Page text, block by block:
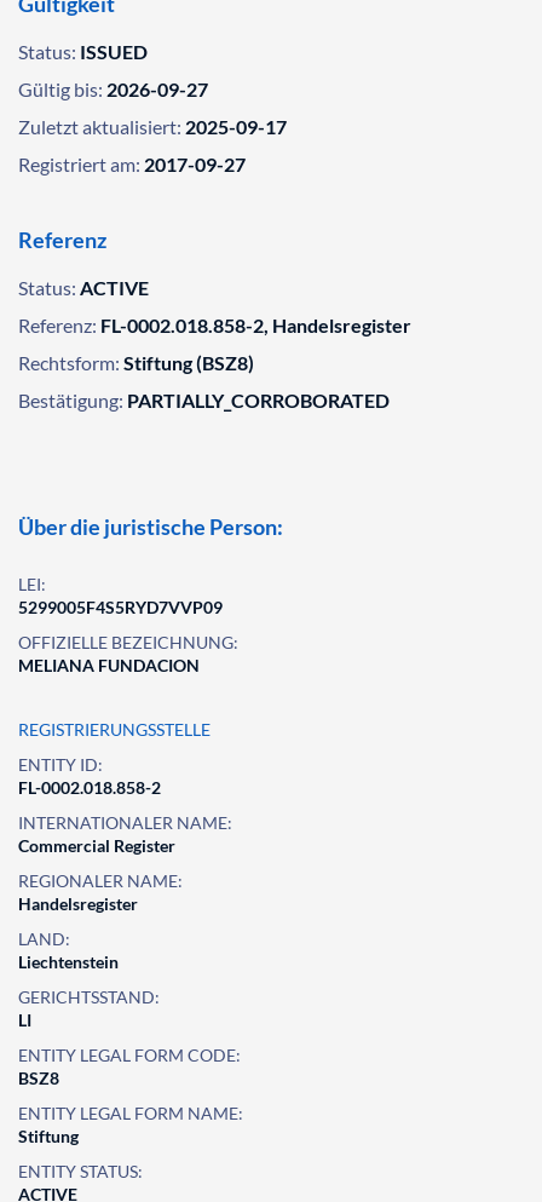
Status: ISSUED
Gültig bis: 2026-09-27
Zuletzt aktualisiert: 2025-09-17
Registriert am: 2017-09-27
Referenz
Status: ACTIVE
Referenz: FL-0002.018.858-2, Handelsregister
Rechtsform: Stiftung (BSZ8)
Bestätigung: PARTIALLY_CORROBORATED
Über die juristische Person:
LEI:
5299005F4S5RYD7VVP09
OFFIZIELLE BEZEICHNUNG:
MELIANA FUNDACION
REGISTRIERUNGSSTELLE
ENTITY ID:
FL-0002.018.858-2
INTERNATIONALER NAME:
Commercial Register
REGIONALER NAME:
Handelsregister
LAND:
Liechtenstein
GERICHTSSTAND:
LI
ENTITY LEGAL FORM CODE:
BSZ8
ENTITY LEGAL FORM NAME:
Stiftung
ENTITY STATUS:
ACTIVE